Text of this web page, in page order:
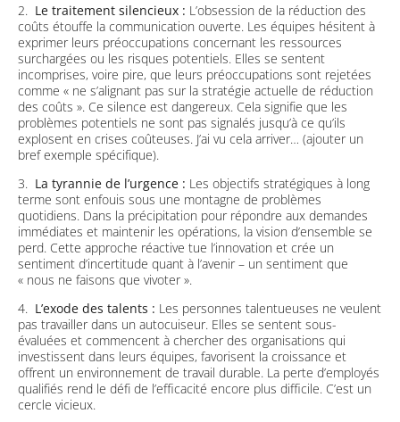
2. Le traitement silencieux : L’obsession de la réduction des
coûts étouffe la communication ouverte. Les équipes hésitent à
exprimer leurs préoccupations concernant les ressources
surchargées ou les risques potentiels. Elles se sentent
incomprises, voire pire, que leurs préoccupations sont rejetées
comme « ne s’alignant pas sur la stratégie actuelle de réduction
des coûts ». Ce silence est dangereux. Cela signifie que les
problèmes potentiels ne sont pas signalés jusqu’à ce qu’ils
explosent en crises coûteuses. J’ai vu cela arriver… (ajouter un
bref exemple spécifique).
3. La tyrannie de l’urgence : Les objectifs stratégiques à long
terme sont enfouis sous une montagne de problèmes
quotidiens. Dans la précipitation pour répondre aux demandes
immédiates et maintenir les opérations, la vision d’ensemble se
perd. Cette approche réactive tue l’innovation et crée un
sentiment d’incertitude quant à l’avenir – un sentiment que
« nous ne faisons que vivoter ».
4. L’exode des talents : Les personnes talentueuses ne veulent
pas travailler dans un autocuiseur. Elles se sentent sous-
évaluées et commencent à chercher des organisations qui
investissent dans leurs équipes, favorisent la croissance et
offrent un environnement de travail durable. La perte d’employés
qualifiés rend le défi de l’efficacité encore plus difficile. C’est un
cercle vicieux.